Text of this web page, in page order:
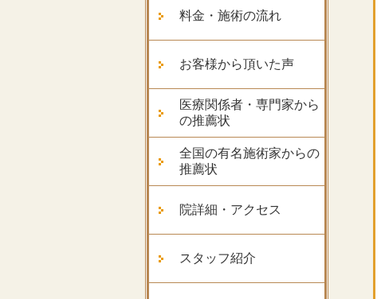
料金・施術の流れ
お客様から頂いた声
医療関係者・専門家から
の推薦状
全国の有名施術家からの
推薦状
院詳細・アクセス
スタッフ紹介